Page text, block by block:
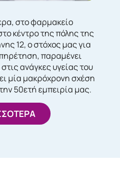
στο φαρμακείο
κέντρο της πόλης της
12, ο στόχος μας για
παραμένει
ανάγκες υγείας του
μία μακρόχρονη σχέση
50ετή εμπειρία μας.